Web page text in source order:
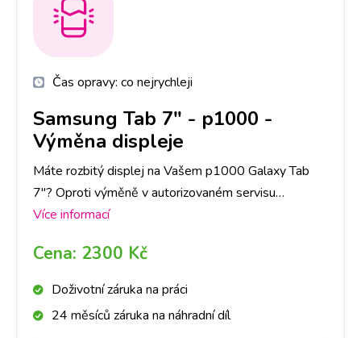
Čas opravy: co nejrychleji
Samsung Tab 7" - p1000 -
Výměna displeje
Máte rozbitý displej na Vašem p1000 Galaxy Tab
7"? Oproti výměně v autorizovaném servisu
dokážeme zaručit expresní provedení výměny a
Více informací
Cena: 2300 Kč
Doživotní záruka na práci
24 měsíců záruka na náhradní díl